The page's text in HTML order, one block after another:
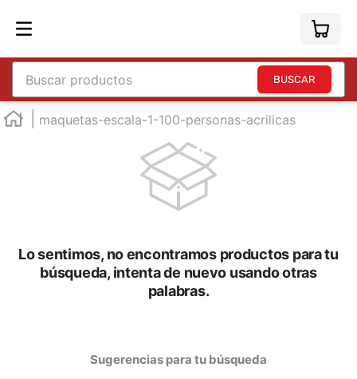
Buscar productos
maquetas-escala-1-100-personas-acrilicas
Lo sentimos, no encontramos productos para tu
búsqueda, intenta de nuevo usando otras
palabras.
Sugerencias para tu búsqueda